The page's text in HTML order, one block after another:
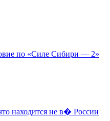
по «Силе Сибири — 2»
находится не в� России